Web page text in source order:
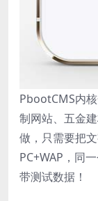
PbootCMS内
制网站、五金
做，只需要把
PC+WAP，同
带测试数据！